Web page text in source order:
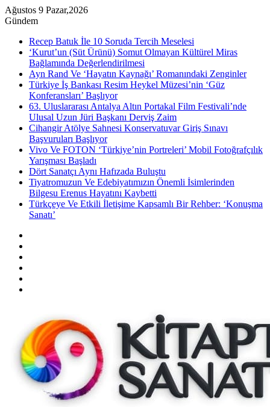
Ağustos 9 Pazar,2026
Gündem
Recep Batuk İle 10 Soruda Tercih Meselesi
‘Kurut’un (Süt Ürünü) Somut Olmayan Kültürel Miras
Bağlamında Değerlendirilmesi
Ayn Rand Ve ‘Hayatın Kaynağı’ Romanındaki Zenginler
Türkiye İş Bankası Resim Heykel Müzesi’nin ‘Güz
Konferansları’ Başlıyor
63. Uluslararası Antalya Altın Portakal Film Festivali’nde
Ulusal Uzun Jüri Başkanı Derviş Zaim
Cihangir Atölye Sahnesi Konservatuvar Giriş Sınavı
Başvuruları Başlıyor
Vivo Ve FOTON ‘Türkiye’nin Portreleri’ Mobil Fotoğrafçılık
Yarışması Başladı
Dört Sanatçı Aynı Hafızada Buluştu
Tiyatromuzun Ve Edebiyatımızın Önemli İsimlerinden
Bilgesu Erenus Hayatını Kaybetti
Türkçeye Ve Etkili İletişime Kapsamlı Bir Rehber: ‘Konuşma
Sanatı’